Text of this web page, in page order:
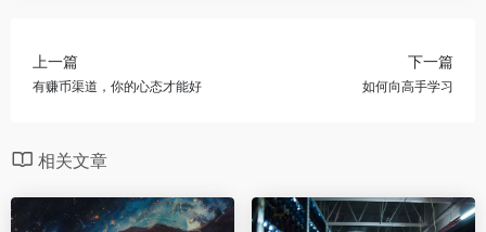
上一篇
有赚币渠道，你的心态才能好
下一篇
如何向高手学习
相关文章